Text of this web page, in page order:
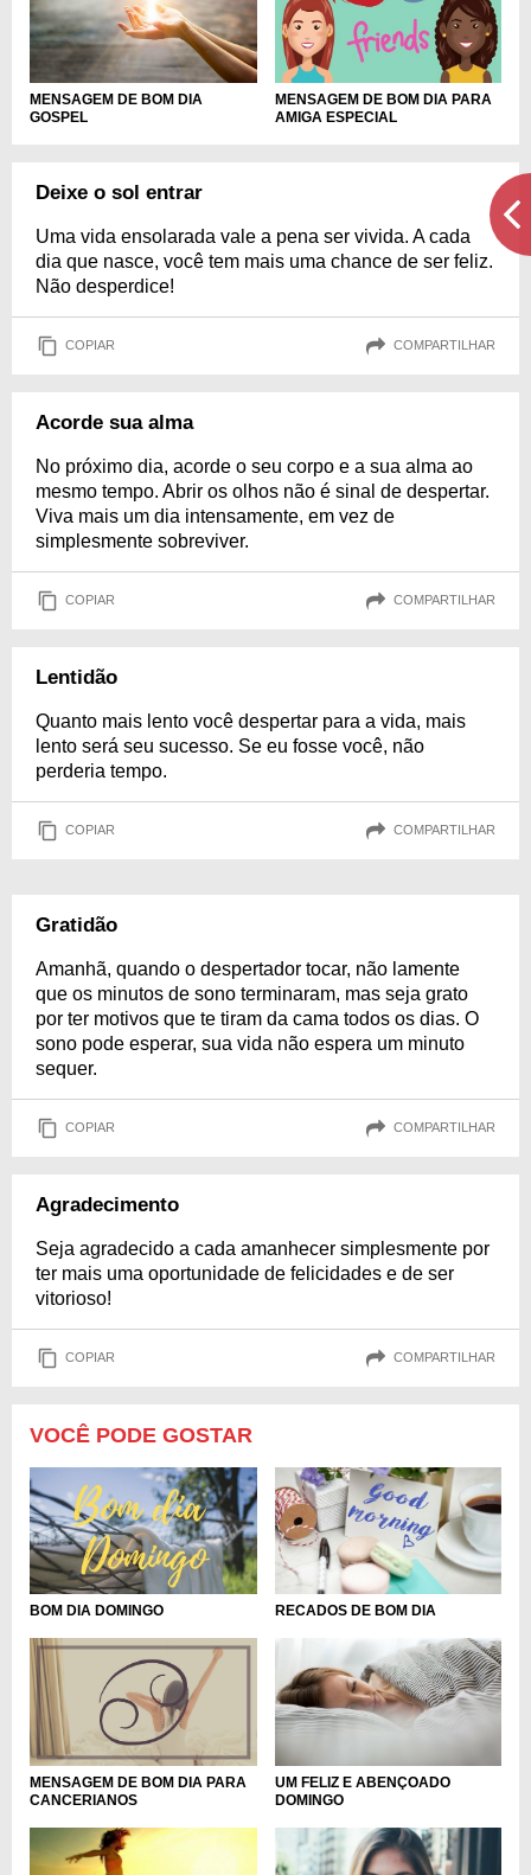
MENSAGEM DE BOM DIA
GOSPEL
MENSAGEM DE BOM DIA PARA
AMIGA ESPECIAL
Deixe o sol entrar
Uma vida ensolarada vale a pena ser vivida. A cada
dia que nasce, você tem mais uma chance de ser feliz.
Não desperdice!
COPIAR COMPARTILHAR
Acorde sua alma
No próximo dia, acorde o seu corpo e a sua alma ao
mesmo tempo. Abrir os olhos não é sinal de despertar.
Viva mais um dia intensamente, em vez de
simplesmente sobreviver.
COPIAR COMPARTILHAR
Lentidão
Quanto mais lento você despertar para a vida, mais
lento será seu sucesso. Se eu fosse você, não
perderia tempo.
COPIAR COMPARTILHAR
Gratidão
Amanhã, quando o despertador tocar, não lamente
que os minutos de sono terminaram, mas seja grato
por ter motivos que te tiram da cama todos os dias. O
sono pode esperar, sua vida não espera um minuto
sequer.
COPIAR COMPARTILHAR
Agradecimento
Seja agradecido a cada amanhecer simplesmente por
ter mais uma oportunidade de felicidades e de ser
vitorioso!
COPIAR COMPARTILHAR
VOCÊ PODE GOSTAR
BOM DIA DOMINGO RECADOS DE BOM DIA
MENSAGEM DE BOM DIA PARA
CANCERIANOS
UM FELIZ E ABENÇOADO
DOMINGO